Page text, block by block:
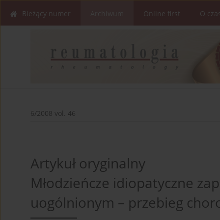
Bieżący numer Online first O
6/2008 vol. 46
Artykuł oryginalny
Młodzieńcze idiopatyczne
uogólnionym – przebieg